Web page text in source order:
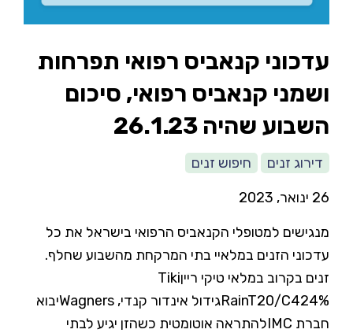
עדכוני קנאביס רפואי תפרחות
ושמני קנאביס רפואי, סיכום
השבוע שהיה 26.1.23
דירוג זנים
חיפוש זנים
26 ינואר, 2023
מנגישים למטופלי הקנאביס הרפואי בישראל את כל
עדכוני הזנים במלאיי בתי המרקחת מהשבוע שחלף.
זנים בקרוב במלאי טיקי רייןTiki
RainT20/C424%גידול אינדור קנדי, Wagnersיבוא
חברת IMCלהתראה אוטומטית כשהזן יגיע לבתי